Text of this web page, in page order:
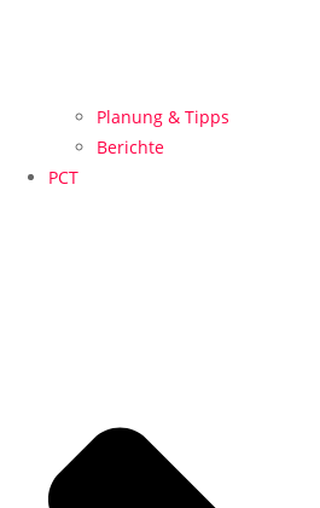
Planung & Tipps
Berichte
PCT